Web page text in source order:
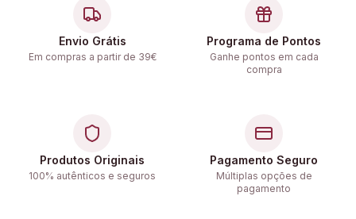
Envio Grátis
Em compras a partir de 39€
Programa de Pontos
Ganhe pontos em cada
compra
Produtos Originais
100% autênticos e seguros
Pagamento Seguro
Múltiplas opções de
pagamento